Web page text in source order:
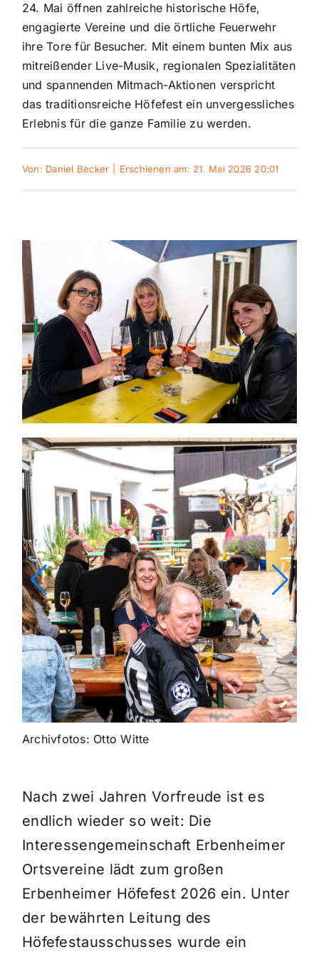
Mein Stadtteil
Verkehrsmeldungen
Polizeimeldungen
Gewinnspiele
24. Mai öffnen zahlreiche historische Höfe,
engagierte Vereine und die örtliche Feuerwehr
ihre Tore für Besucher. Mit einem bunten Mix aus
mitreißender Live-Musik, regionalen Spezialitäten
und spannenden Mitmach-Aktionen verspricht
das traditionsreiche Höfefest ein unvergessliches
Erlebnis für die ganze Familie zu werden.
Von: Daniel Becker Erschienen am: 21. Mai 2026 20:01
Archivfotos: Otto Witte
Nach zwei Jahren Vorfreude ist es
endlich wieder so weit: Die
Interessengemeinschaft Erbenheimer
Ortsvereine lädt zum großen
Erbenheimer Höfefest 2026 ein. Unter
der bewährten Leitung des
Höfefestausschusses wurde ein